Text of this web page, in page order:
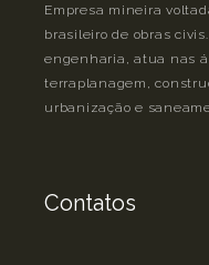
Empresa mineira
brasileiro de obras
engenharia, atua nas
terraplanagem,
urbanização e
Contatos